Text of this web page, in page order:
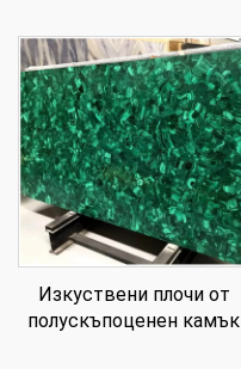
Изкуствени плочи от
полускъпоценен камък